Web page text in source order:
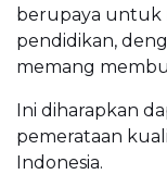
berupaya untuk
pendidikan,
memang
Ini diharapkan
pemerataan
Indonesia.